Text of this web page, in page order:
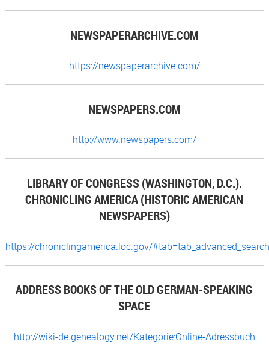
NEWSPAPERARCHIVE.COM
https://newspaperarchive.com/
NEWSPAPERS.COM
http://www.newspapers.com/
LIBRARY OF CONGRESS (WASHINGTON, D.C.).
CHRONICLING AMERICA (HISTORIC AMERICAN
NEWSPAPERS)
https://chroniclingamerica.loc.gov/#tab=tab_advanced_search
ADDRESS BOOKS OF THE OLD GERMAN-SPEAKING
SPACE
http://wiki-de.genealogy.net/Kategorie:Online-Adressbuch